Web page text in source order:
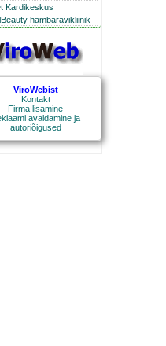
Kardikeskus
hambaravikliinik
ViroWebist
Kontakt
Firma lisamine
avaldamine ja
autoriõigused